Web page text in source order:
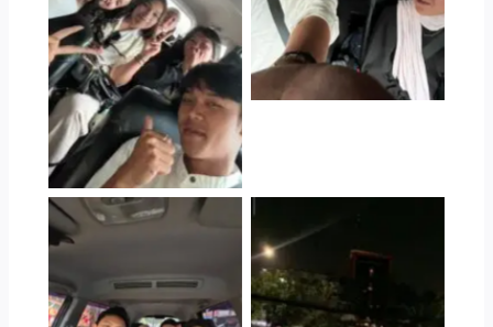
Westlife Jakarta
Jasa Trip Konser